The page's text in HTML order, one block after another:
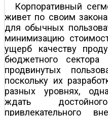
Корпоративный
живет по своим
для обычных
минимизацию
ущерб качеству
бюджетного
продвинутых
поскольку их
разных уровнях,
ждать
привлекательного